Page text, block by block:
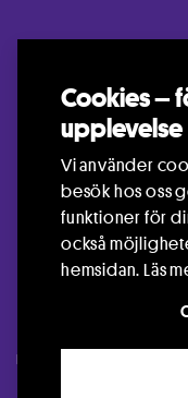
Cookies –
upplevelse
Vi använder
besök hos oss
funktioner för
också
hemsidan.Läs
Kontakt